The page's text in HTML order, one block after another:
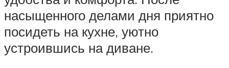
насыщенного делами дня приятно
посидеть на кухне, уютно
устроившись на диване.